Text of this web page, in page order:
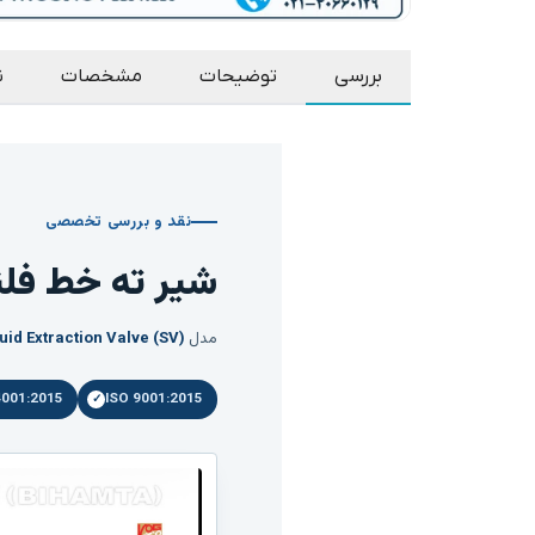
بررسی توضیحات مشخصات
نقد و بررسی تخصصی
شیر ته خط
مدل Extraction Valve (SV)
ISO 9001:2015